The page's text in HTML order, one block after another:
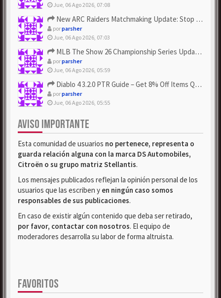
Jue, 06 Ago 2026, 07:08
New ARC Raiders Matchmaking Update: Stop Failed - Grab Bluep...
porparsher
Jue, 06 Ago 2026, 07:03
MLB The Show 26 Championship Series Update! Get Cheap & ...
porparsher
Jue, 06 Ago 2026, 05:59
Diablo 4 3.2.0 PTR Guide – Get 8% Off Items Quickly to Test ...
porparsher
Jue, 06 Ago 2026, 05:55
AVISO IMPORTANTE
Esta comunidad de usuarios no pertenece, representa o
guarda relación alguna con la marca DS Automobiles,
Citroën o su grupo matriz Stellantis.
Los mensajes publicados reflejan la opinión personal de los
usuarios que las escriben y en ningún caso somos
responsables de sus publicaciones.
En caso de existir algún contenido que deba ser retirado,
por favor, contactar con nosotros. El equipo de
moderadores desarrolla su labor de forma altruista.
FAVORITOS